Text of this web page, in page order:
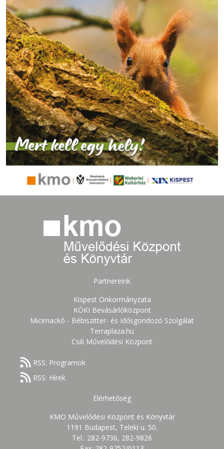
Partnereink
Kispest Önkormányzata
KÖKI Bevásárlóközpont
Micimackó - Bébiszitter- és Idősgondozó Szolgálat
Terraplaza.hu
Csili Művelődési Központ
RSS: Programok
RSS: Hírek
Elérhetőség
KMO Művelődési Központ és Könyvtár
1191 Budapest, Teleki u. 50.
Tel.: 282-9736, 282-9826